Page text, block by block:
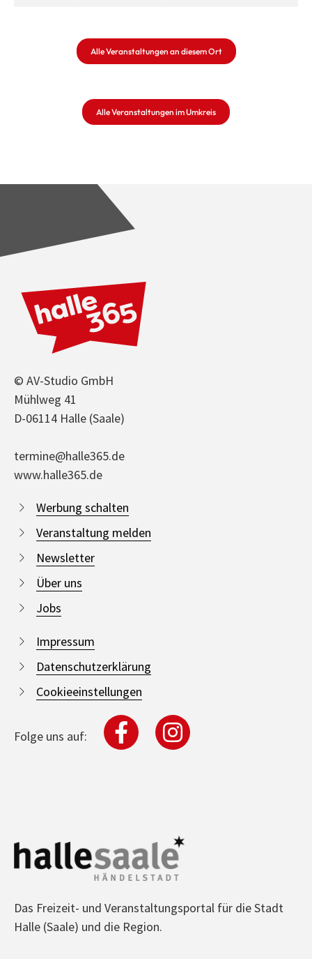
Alle Veranstaltungen an diesem Ort
Alle Veranstaltungen im Umkreis
© AV-Studio GmbH
Mühlweg 41
D-06114 Halle (Saale)
termine@halle365.de
www.halle365.de
Werbung schalten
Veranstaltung melden
Newsletter
Über uns
Jobs
Impressum
Datenschutzerklärung
Cookieeinstellungen
Folge uns auf:
Das Freizeit- und Veranstaltungsportal für die Stadt
Halle (Saale) und die Region.